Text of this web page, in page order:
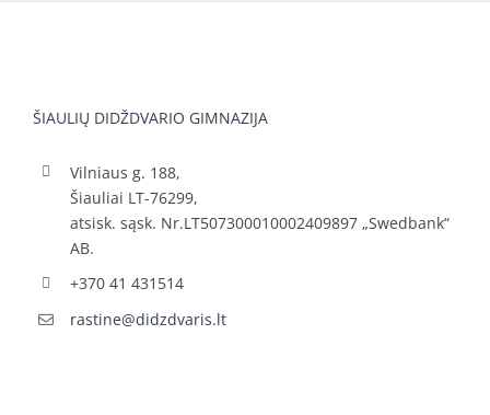
ŠIAULIŲ DIDŽDVARIO GIMNAZIJA
Vilniaus g. 188,
Šiauliai LT-76299,
atsisk. sąsk. Nr.LT507300010002409897 „Swedbank“
AB.
+370 41 431514
rastine@didzdvaris.lt